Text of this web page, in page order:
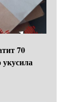
70